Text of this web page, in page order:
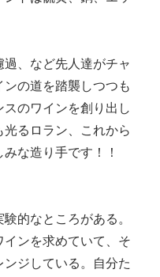
、など先人達がチャ
の道を踏襲しつつも
のワインを創り出し
るロラン、これから
な造り手です！！
的なところがある。
ンを求めていて、そ
ジしている。自分た